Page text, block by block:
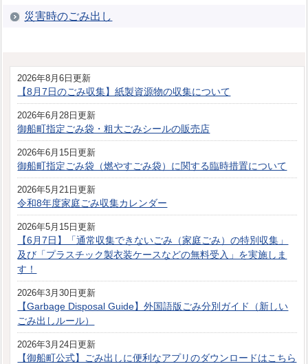
災害時のごみ出し
2026年8月6日更新
【8月7日のごみ収集】紙製資源物の収集について
2026年6月28日更新
御船町指定ごみ袋・粗大ごみシールの販売店
2026年6月15日更新
御船町指定ごみ袋（燃やすごみ袋）に関する臨時措置について
2026年5月21日更新
令和8年度家庭ごみ収集カレンダー
2026年5月15日更新
【6月7日】「通常収集できないごみ（家庭ごみ）の特別収集」
及び「プラスチック製衣装ケースなどの無料受入」を実施しま
す！
2026年3月30日更新
【Garbage Disposal Guide】外国語版ごみ分別ガイド（新しい
ごみ出しルール）
2026年3月24日更新
【御船町公式】ごみ出しに便利なアプリのダウンロードはこちら